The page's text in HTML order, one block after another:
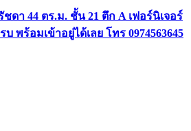
ดา 44 ตร.ม. ชั้น 21 ตึก A เฟอร์นิเจอร์
พร้อมเข้าอยู่ได้เลย โทร 0974563645